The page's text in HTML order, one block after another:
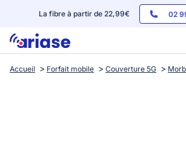
La fibre à partir de 22,99€ 02
Box internet
Accueil Forfait mobile Couverture 5G